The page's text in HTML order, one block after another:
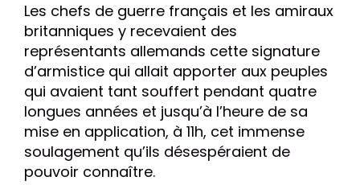
Les chefs de guerre français et les amiraux
britanniques y recevaient des
représentants allemands cette signature
d’armistice qui allait apporter aux peuples
qui avaient tant souffert pendant quatre
longues années et jusqu’à l’heure de sa
mise en application, à 11h, cet immense
soulagement qu’ils désespéraient de
pouvoir connaître.